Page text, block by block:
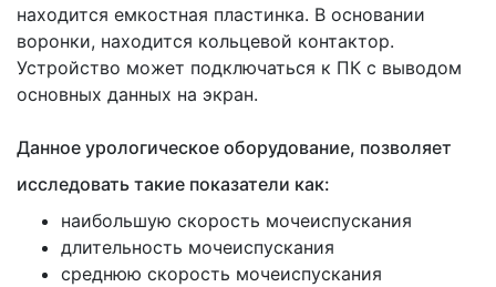
находится емкостная пластинка. В основании
воронки, находится кольцевой контактор.
Устройство может подключаться к ПК с выводом
основных данных на экран.
Данное урологическое оборудование, позволяет
исследовать такие показатели как:
наибольшую скорость мочеиспускания
длительность мочеиспускания
среднюю скорость мочеиспускания